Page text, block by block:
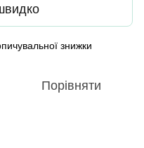
знижки
Порівняти